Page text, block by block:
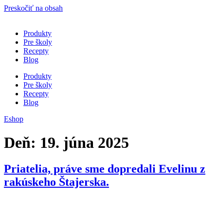
Preskočiť na obsah
Produkty
Pre školy
Recepty
Blog
Produkty
Pre školy
Recepty
Blog
Eshop
Deň: 19. júna 2025
Priatelia, práve sme dopredali Evelinu z
rakúskeho Štajerska.